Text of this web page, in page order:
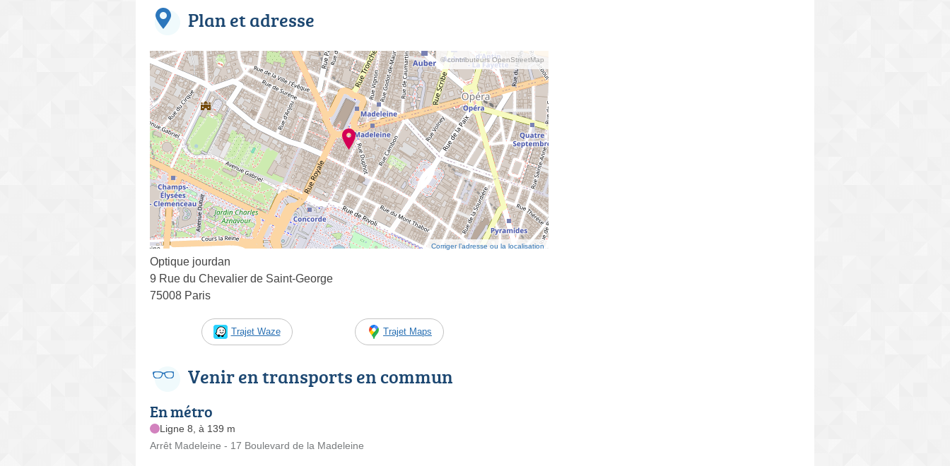
Plan et adresse
© contributeurs OpenStreetMap
Corriger l’adresse ou la localisation
Optique jourdan
9 Rue du Chevalier de Saint-George
75008 Paris
Trajet Waze Trajet Maps
Venir en transports en commun
En métro
Ligne 8, à 139 m
Arrêt Madeleine - 17 Boulevard de la Madeleine